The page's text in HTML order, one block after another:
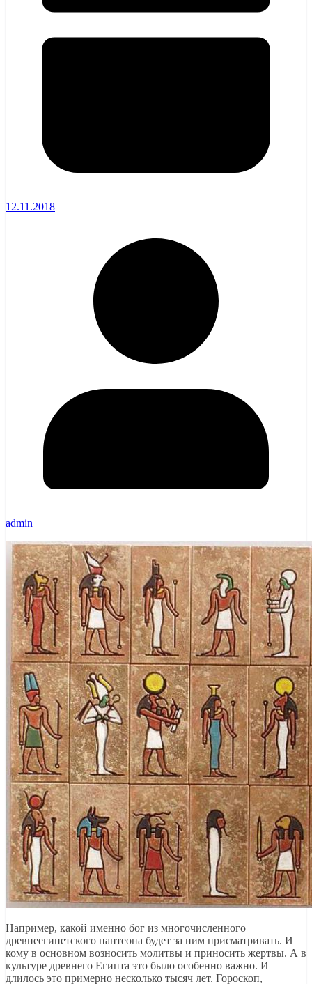
12.11.2018
admin
Например, какой именно бог из многочисленного
древнеегипетского пантеона будет за ним присматривать. И
кому в основном возносить молитвы и приносить жертвы. А в
культуре древнего Египта это было особенно важно. И
длилось это примерно несколько тысяч лет. Гороскоп,